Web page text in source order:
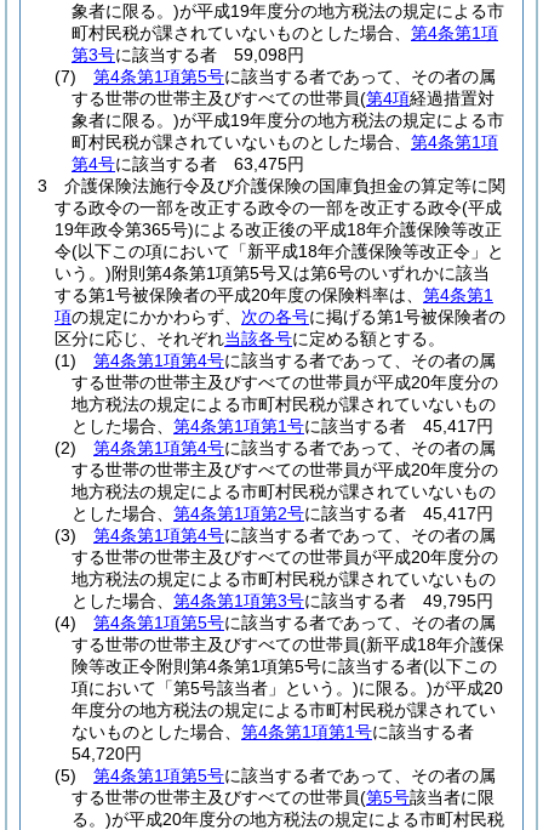
象者に限る。)が平成19年度分の地方税法の規定による市
町村民税が課されていないものとした場合、 第4条第1項
第3号に該当する者 59,098円
(7)
第4条第1項第5号に該当する者であって、その者の属
する世帯の世帯主及びすべての世帯員(第4項経過措置対
象者に限る。)が平成19年度分の地方税法の規定による市
町村民税が課されていないものとした場合、 第4条第1項
第4号に該当する者 63,475円
3
介護保険法施行令及び介護保険の国庫負担金の算定等に関
する政令の一部を改正する政令の一部を改正する政令(平成
19年政令第365号)による改正後の平成18年介護保険等改正
令(以下この項において「新平成18年介護保険等改正令」と
いう。)附則第4条第1項第5号又は第6号のいずれかに該当
する第1号被保険者の平成20年度の保険料率は、 第4条第1
項の規定にかかわらず、 次の各号に掲げる第1号被保険者の
区分に応じ、それぞれ当該各号に定める額とする。
(1)
第4条第1項第4号に該当する者であって、その者の属
する世帯の世帯主及びすべての世帯員が平成20年度分の
地方税法の規定による市町村民税が課されていないもの
とした場合、 第4条第1項第1号に該当する者 45,417円
(2)
第4条第1項第4号に該当する者であって、その者の属
する世帯の世帯主及びすべての世帯員が平成20年度分の
地方税法の規定による市町村民税が課されていないもの
とした場合、 第4条第1項第2号に該当する者 45,417円
(3)
第4条第1項第4号に該当する者であって、その者の属
する世帯の世帯主及びすべての世帯員が平成20年度分の
地方税法の規定による市町村民税が課されていないもの
とした場合、 第4条第1項第3号に該当する者 49,795円
(4)
第4条第1項第5号に該当する者であって、その者の属
する世帯の世帯主及びすべての世帯員(新平成18年介護保
険等改正令附則第4条第1項第5号に該当する者(以下この
項において「第5号該当者」という。)に限る。)が平成20
年度分の地方税法の規定による市町村民税が課されてい
ないものとした場合、 第4条第1項第1号に該当する者
54,720円
(5)
第4条第1項第5号に該当する者であって、その者の属
する世帯の世帯主及びすべての世帯員(第5号該当者に限
る。)が平成20年度分の地方税法の規定による市町村民税